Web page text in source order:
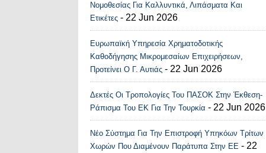
Νομοθεσίας Για Καλλυντικά, Λιπάσματα Και
Ετικέτες - 22 Jun 2026
Ευρωπαϊκή Υπηρεσία Χρηματοδοτικής
Καθοδήγησης Μικρομεσαίων Επιχειρήσεων,
Προτείνει Ο Γ. Αυτιάς - 22 Jun 2026
Δεκτές Οι Τροπολογίες Του ΠΑΣΟΚ Στην Έκθεση-
Ράπισμα Του ΕΚ Για Την Τουρκία - 22 Jun 2026
Νέο Σύστημα Για Την Επιστροφή Υπηκόων Τρίτων
Χωρών Που Διαμένουν Παράτυπα Στην ΕΕ - 22